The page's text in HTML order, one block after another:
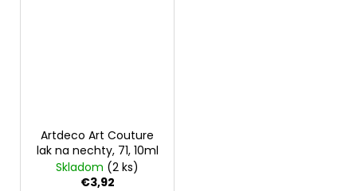
Artdeco Art Couture
lak na nechty, 71, 10ml
Skladom (2 ks)
€3,92